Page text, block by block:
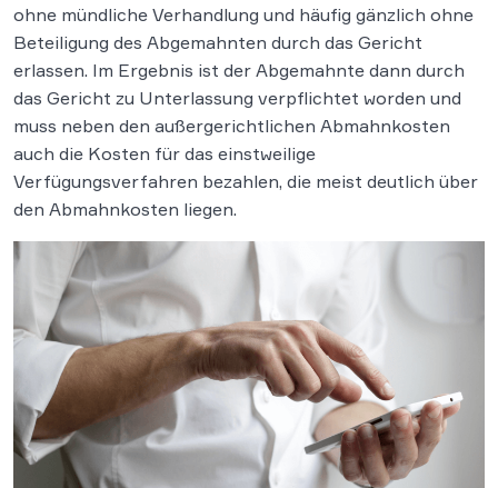
ohne mündliche Verhandlung und häufig gänzlich ohne
Beteiligung des Abgemahnten durch das Gericht
erlassen. Im Ergebnis ist der Abgemahnte dann durch
das Gericht zu Unterlassung verpflichtet worden und
muss neben den außergerichtlichen Abmahnkosten
auch die Kosten für das einstweilige
Verfügungsverfahren bezahlen, die meist deutlich über
den Abmahnkosten liegen.